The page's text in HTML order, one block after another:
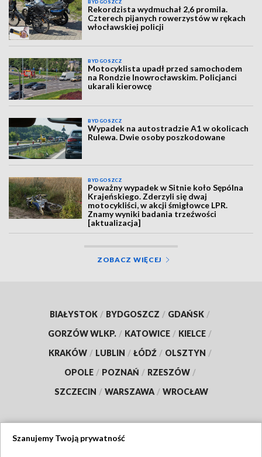
BYDGOSZCZ
Rekordzista wydmuchał 2,6 promila.
Czterech pijanych rowerzystów w rękach
włocławskiej policji
BYDGOSZCZ
Motocyklista upadł przed samochodem
na Rondzie Inowrocławskim. Policjanci
ukarali kierowcę
BYDGOSZCZ
Wypadek na autostradzie A1 w okolicach
Rulewa. Dwie osoby poszkodowane
BYDGOSZCZ
Poważny wypadek w Sitnie koło Sępólna
Krajeńskiego. Zderzyli się dwaj
motocykliści, w akcji śmigłowce LPR.
Znamy wyniki badania trzeźwości
[aktualizacja]
ZOBACZ WIĘCEJ
BIAŁYSTOK / BYDGOSZCZ / GDAŃSK /
GORZÓW WLKP. / KATOWICE / KIELCE /
KRAKÓW / LUBLIN / ŁÓDŹ / OLSZTYN /
OPOLE / POZNAŃ / RZESZÓW /
SZCZECIN / WARSZAWA / WROCŁAW
Szanujemy Twoją prywatność